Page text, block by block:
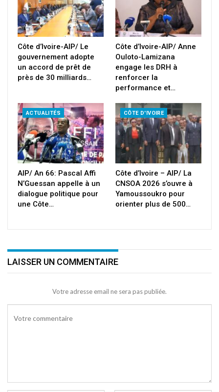
Côte d’Ivoire-AIP/ Le
gouvernement adopte
un accord de prêt de
près de 30 milliards…
Côte d’Ivoire-AIP/ Anne
Ouloto-Lamizana
engage les DRH à
renforcer la
performance et…
ACTUALITÉS
AIP/ An 66: Pascal Affi
N’Guessan appelle à un
dialogue politique pour
une Côte…
CÔTE D'IVOIRE
Côte d’Ivoire – AIP/ La
CNSOA 2026 s’ouvre à
Yamoussoukro pour
orienter plus de 500…
LAISSER UN COMMENTAIRE
Votre adresse email ne sera pas publiée.